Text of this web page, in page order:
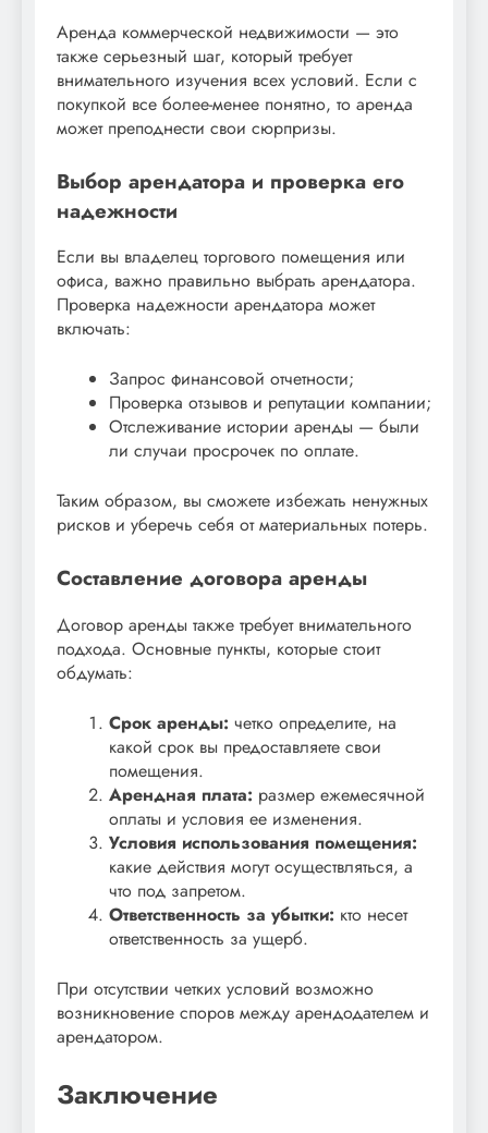
Аренда коммерческой недвижимости — это
также серьезный шаг, который требует
внимательного изучения всех условий. Если с
покупкой все более-менее понятно, то аренда
может преподнести свои сюрпризы.
Выбор арендатора и проверка его
надежности
Если вы владелец торгового помещения или
офиса, важно правильно выбрать арендатора.
Проверка надежности арендатора может
включать:
Запрос финансовой отчетности;
Проверка отзывов и репутации компании;
Отслеживание истории аренды — были
ли случаи просрочек по оплате.
Таким образом, вы сможете избежать ненужных
рисков и уберечь себя от материальных потерь.
Составление договора аренды
Договор аренды также требует внимательного
подхода. Основные пункты, которые стоит
обдумать:
Срок аренды: четко определите, на
какой срок вы предоставляете свои
помещения.
Арендная плата: размер ежемесячной
оплаты и условия ее изменения.
Условия использования помещения:
какие действия могут осуществляться, а
что под запретом.
Ответственность за убытки: кто несет
ответственность за ущерб.
При отсутствии четких условий возможно
возникновение споров между арендодателем и
арендатором.
Заключение